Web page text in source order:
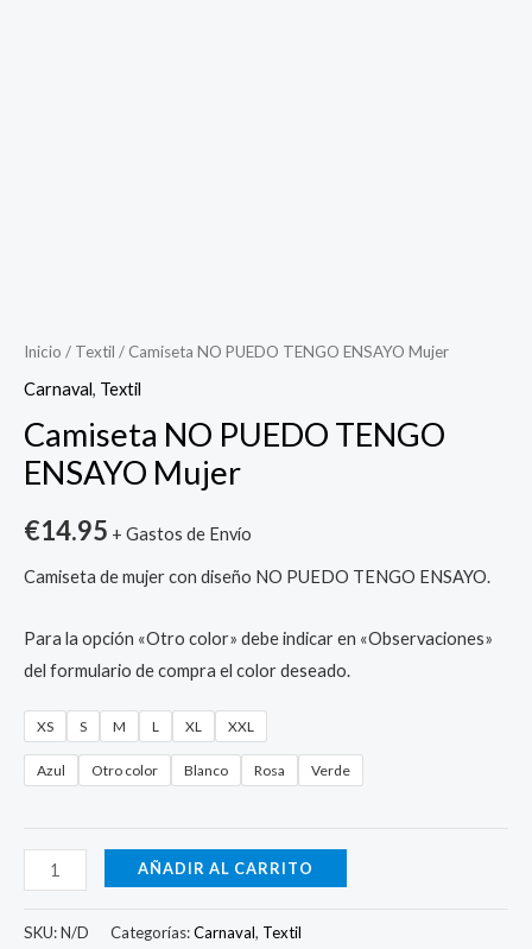
Inicio / Textil / Camiseta NO PUEDO TENGO ENSAYO Mujer
Carnaval, Textil
Camiseta NO PUEDO TENGO
ENSAYO Mujer
€14.95 + Gastos de Envío
Camiseta de mujer con diseño NO PUEDO TENGO ENSAYO.
Para la opción «Otro color» debe indicar en «Observaciones»
del formulario de compra el color deseado.
XS S M L XL XXL
Azul Otro color Blanco Rosa Verde
AÑADIR AL CARRITO
SKU:N/D Categorías:Carnaval, Textil